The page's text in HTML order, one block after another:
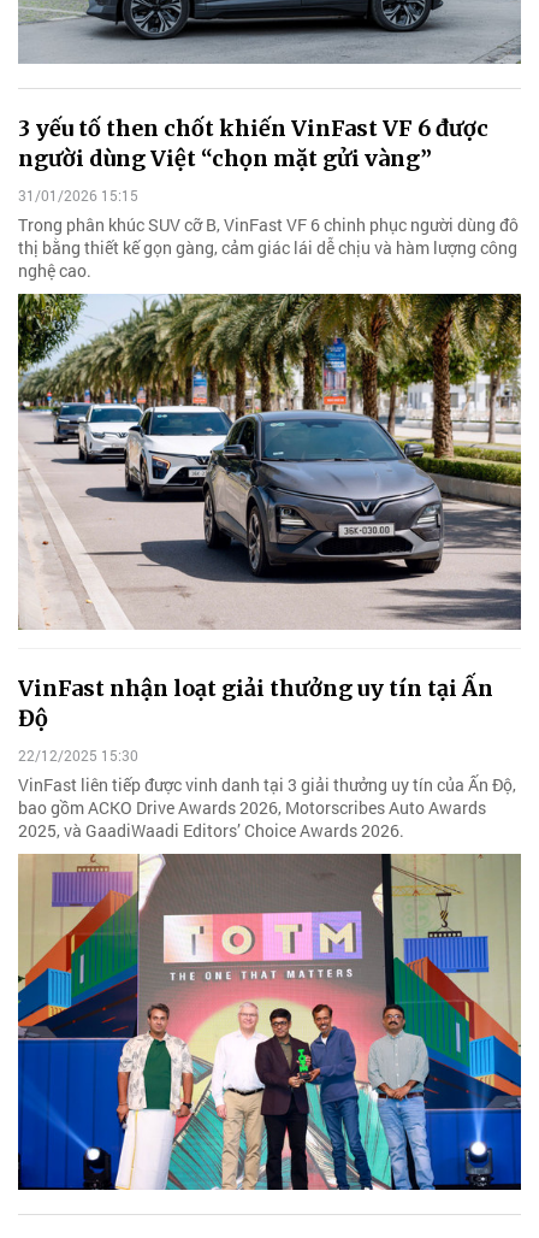
3 yếu tố then chốt khiến VinFast VF 6 được
người dùng Việt “chọn mặt gửi vàng”
31/01/2026 15:15
Trong phân khúc SUV cỡ B, VinFast VF 6 chinh phục người dùng đô
thị bằng thiết kế gọn gàng, cảm giác lái dễ chịu và hàm lượng công
nghệ cao.
VinFast nhận loạt giải thưởng uy tín tại Ấn
Độ
22/12/2025 15:30
VinFast liên tiếp được vinh danh tại 3 giải thưởng uy tín của Ấn Độ,
bao gồm ACKO Drive Awards 2026, Motorscribes Auto Awards
2025, và GaadiWaadi Editors’ Choice Awards 2026.